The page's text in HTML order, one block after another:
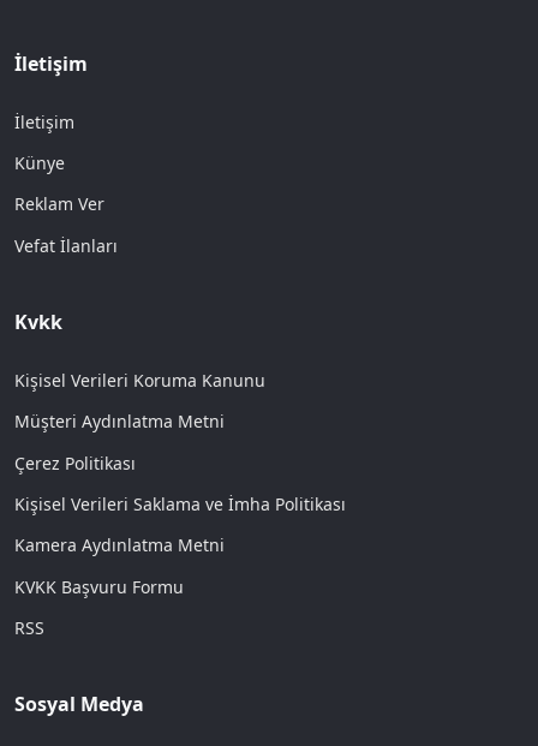
İletişim
İletişim
Künye
Reklam Ver
Vefat İlanları
Kvkk
Kişisel Verileri Koruma Kanunu
Müşteri Aydınlatma Metni
Çerez Politikası
Kişisel Verileri Saklama ve İmha Politikası
Kamera Aydınlatma Metni
KVKK Başvuru Formu
RSS
Sosyal Medya